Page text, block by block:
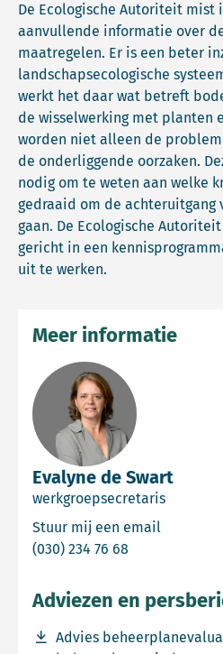
De Ecologische Autoriteit mist
aanvullende informatie over
maatregelen. Er is een beter
landschapsecologische
werkt het daar wat betreft
de wisselwerking met planten
worden niet alleen de
de onderliggende oorzaken.
nodig om te weten aan welke
gedraaid om de achteruitgang
gaan. De Ecologische
gericht in een
uit te werken.
Evalyne de Swart
werkgroepsecretaris
Stuur mij een email
(030) 234 76 68
Meer informatie
Adviezen en
Advies
Download bestand Advies